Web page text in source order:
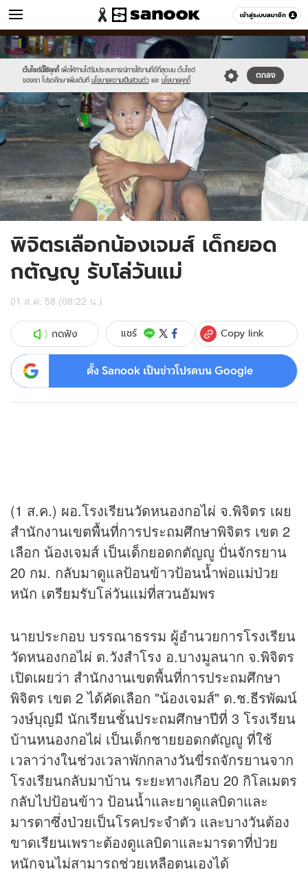
เข้าสู่ระบบสมาชิก
ข่าว หมวดอื่นๆ
เว็บไซต์นี้ใช้คุกกี้ เพื่อให้ท่านได้รับประสบการณ์การใช้งานที่ดีที่สุดบน เว็บไซต์
ของเรา โปรดศึกษาเพิ่มเติมที่ นโยบายความเป็นส่วนตัว และ นโยบายคุกกี้
ตกลง
Sanook
//s.isanook.com/sr/0/images/logo-
new-
sanook.png
600
60
//s.isanook.com/ns/0/ud/368/1840002/dedws.jpg
พิจิตรเลือกน้องเจมส์ เด็กยอด
กตัญญู รับโล่วันแม่
01 ส.ค. 58 (08:22 น.)
กดฟัง แชร์ Copy link
ตั้ง Sanook เป็นข่าวโปรดบน Google
(1 ส.ค.) ผอ.โรงเรียนวัดหนองกอไผ่ จ.พิจิตร เผย
สำนักงานเขตพื้นที่การประถมศึกษาพิจิตร เขต 2
เลือก น้องเจมส์ เป็นเด็กยอดกตัญญู ปั่นจักรยาน
20 กม. กลับมาดูแลป้อนข้าวป้อนน้ำพ่อแม่ป่วย
หนัก เตรียมรับโล่วันแม่ที่สวนอัมพร
นายประกอบ บรรณาธรรม ผู้อำนวยการโรงเรียน
วัดหนองกอไผ่ ต.วังสำโรง อ.บางมูลนาก จ.พิจิตร
เปิดเผยว่า สำนักงานเขตพื้นที่การประถมศึกษา
พิจิตร เขต 2 ได้คัดเลือก "น้องเจมส์" ด.ช.ธีรพัฒน์
วงษ์บุญมี นักเรียนชั้นประถมศึกษาปีที่ 3 โรงเรียน
บ้านหนองกอไผ่ เป็นเด็กชายยอดกตัญญู ที่ใช้
เวลาว่างในช่วงเวลาพักกลางวันขี่รถจักรยานจาก
โรงเรียนกลับมาบ้าน ระยะทางเกือบ 20 กิโลเมตร
กลับไปป้อนข้าว ป้อนน้ำและยาดูแลบิดาและ
มารดาซึ่งป่วยเป็นโรคประจำตัว และบางวันต้อง
ขาดเรียนเพราะต้องดูแลบิดาและมารดาที่ป่วย
หนักจนไม่สามารถช่วยเหลือตนเองได้